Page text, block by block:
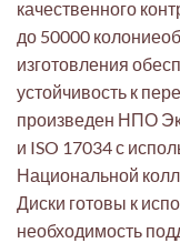
качественного
до 50000
изготовления
устойчивость к
произведен НПО
и ISO 17034 с
Национальной
Диски готовы к
необходимость